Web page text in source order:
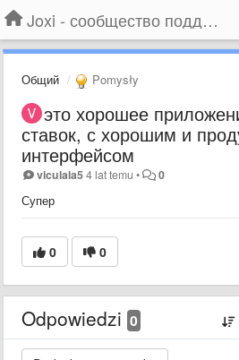
Joxi - сообщество поддержки
Общий Pomysły
это хорошее
ставок, с хорошим и
интерфейсом
viculala54 lat temu • 0
Супер
0 0
Odpowiedzi 0